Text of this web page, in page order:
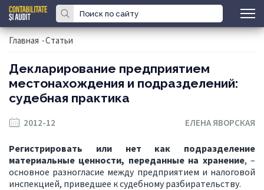
Главная -Статьи
Декларирование предприятием
местонахождения и подразделений:
судебная практика
2012-12 ЕЛЕНА ЯВОРСКАЯ
Регистрировать или нет как подразделение
материальные ценности, переданные на хранение, –
основное разногласие между предприятием и налоговой
инспекцией, приведшее к судебному разбирательству.